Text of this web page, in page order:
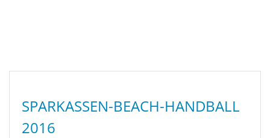
SPARKASSEN-BEACH-HANDBALL
2016